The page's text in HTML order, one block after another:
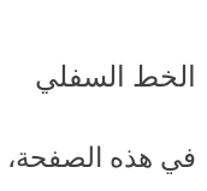
الخط السفلي